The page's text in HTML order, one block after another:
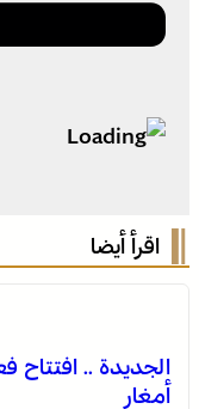
اقرأ أيضا
الجديدة .. افتتاح
أمغار